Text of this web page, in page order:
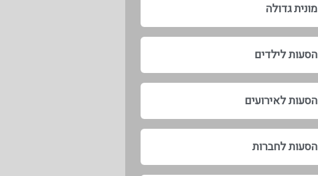
מונית גדולה
הסעות לילדים
הסעות לאירועים
הסעות לחברות